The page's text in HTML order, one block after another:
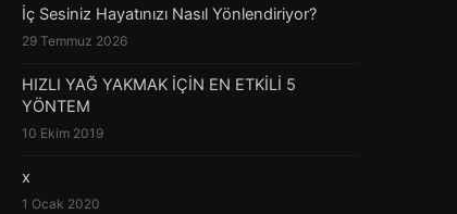
İç Sesiniz Hayatınızı Nasıl Yönlendiriyor?
29 Temmuz 2026
HIZLI YAĞ YAKMAK İÇİN EN ETKİLİ 5
YÖNTEM
10 Ekim 2019
x
1 Ocak 2020